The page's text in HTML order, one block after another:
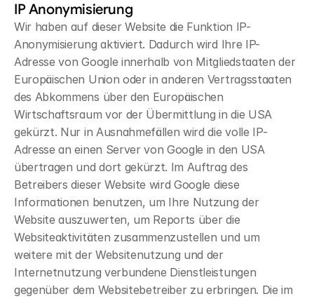
IP Anonymisierung
Wir haben auf dieser Website die Funktion IP-
Anonymisierung aktiviert. Dadurch wird Ihre IP-
Adresse von Google innerhalb von Mitgliedstaaten der
Europäischen Union oder in anderen Vertragsstaaten
des Abkommens über den Europäischen
Wirtschaftsraum vor der Übermittlung in die USA
gekürzt. Nur in Ausnahmefällen wird die volle IP-
Adresse an einen Server von Google in den USA
übertragen und dort gekürzt. Im Auftrag des
Betreibers dieser Website wird Google diese
Informationen benutzen, um Ihre Nutzung der
Website auszuwerten, um Reports über die
Websiteaktivitäten zusammenzustellen und um
weitere mit der Websitenutzung und der
Internetnutzung verbundene Dienstleistungen
gegenüber dem Websitebetreiber zu erbringen. Die im